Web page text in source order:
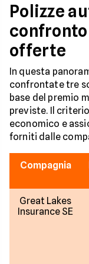
Polizze
offerte
In questa
confrontate tre
base del premio
previste. Il
economico e
forniti dalle
Compagnia
Great Lakes
Insurance SE